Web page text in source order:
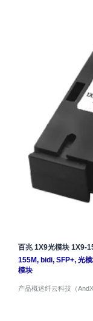
百兆 1X9光模块 1X9-
155M, bidi, SFP+, 光
模块
产品概述纤云科技（